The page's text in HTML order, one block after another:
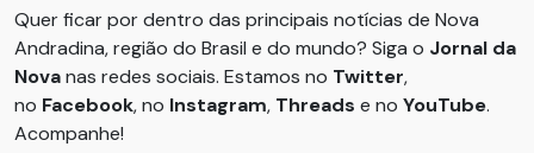
Quer ficar por dentro das principais notícias de Nova
Andradina, região do Brasil e do mundo? Siga o Jornal da
Novanas redes sociais. Estamos no Twitter,
no Facebook, no Instagram, Threads e no YouTube.
Acompanhe!